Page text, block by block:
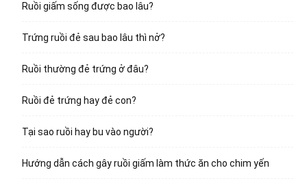
Ruồi giấm sống được bao lâu?
Trứng ruồi đẻ sau bao lâu thì nở?
Ruồi thường đẻ trứng ở đâu?
Ruồi đẻ trứng hay đẻ con?
Tại sao ruồi hay bu vào người?
Hướng dẫn cách gây ruồi giấm làm thức ăn cho chim yến